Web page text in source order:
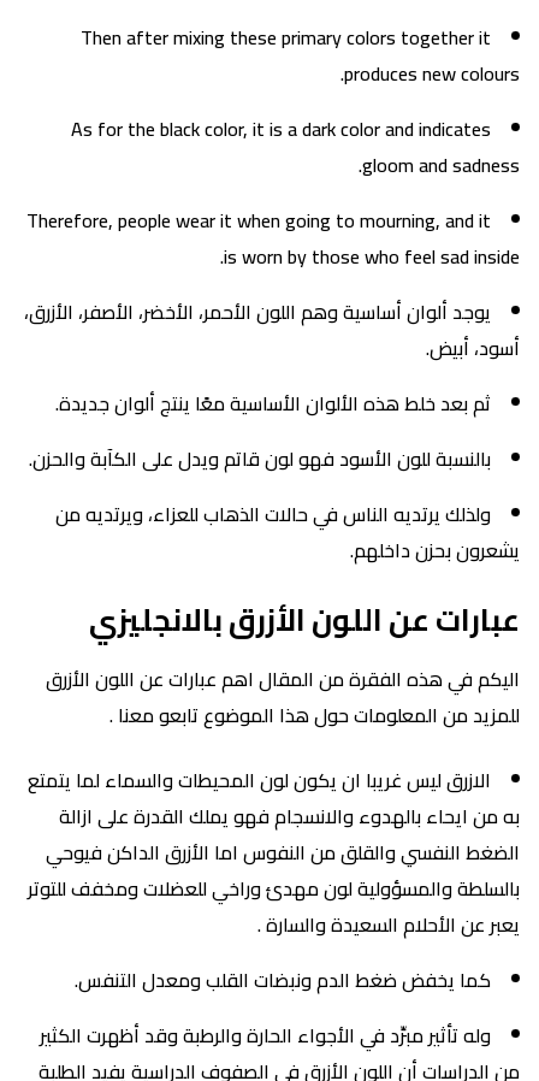
Then after mixing these primary colors together it
produces new colours.
As for the black color, it is a dark color and indicates
gloom and sadness.
Therefore, people wear it when going to mourning, and it
is worn by those who feel sad inside.
يوجد ألوان أساسية وهم اللون الأحمر، الأخضر، الأصفر، الأزرق،
أسود، أبيض.
ثم بعد خلط هذه الألوان الأساسية معًا ينتج ألوان جديدة.
بالنسبة للون الأسود فهو لون قاتم ويدل على الكآبة والحزن.
ولذلك يرتديه الناس في حالات الذهاب للعزاء، ويرتديه من
يشعرون بحزن داخلهم.
عبارات عن اللون الأزرق بالانجليزي
اليكم في هذه الفقرة من المقال اهم عبارات عن اللون الأزرق
للمزيد من المعلومات حول هذا الموضوع تابعو معنا .
الازرق ليس غريبا ان يكون لون المحيطات والسماء لما يتمتع
به من ايحاء بالهدوء والانسجام فهو يملك القدرة على ازالة
الضغط النفسي والقلق من النفوس اما الأزرق الداكن فيوحي
بالسلطة والمسؤولية لون مهدئ وراخي للعضلات ومخفف للتوتر
يعبر عن الأحلام السعيدة والسارة .
كما يخفض ضغط الدم ونبضات القلب ومعدل التنفس.
وله تأثير مبرِّد في الأجواء الحارة والرطبة وقد أظهرت الكثير
من الدراسات أن اللون الأزرق في الصفوف الدراسية يفيد الطلبة